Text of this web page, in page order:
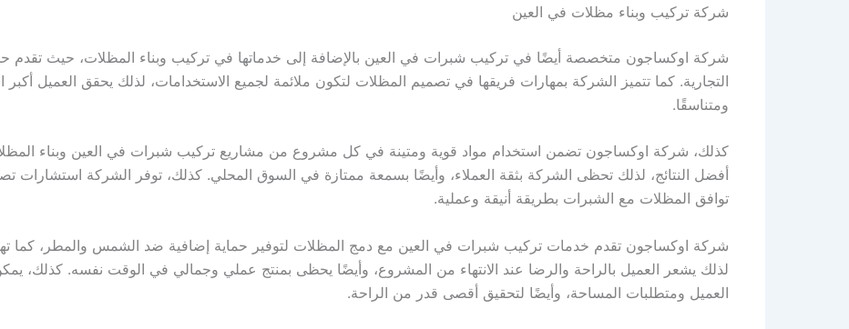
شركة تركيب وبناء مظلات في العين
شركة اوكساجون متخصصة أيضًا في تركيب شبرات في العين بالإضافة إلى خدماتها في تركيب وبناء المظلات، حيث تقدم
التجارية. كما تتميز الشركة بمهارات فريقها في تصميم المظلات لتكون ملائمة لجميع الاستخدامات، لذلك يحقق العميل
ومتناسقًا.
كذلك، شركة اوكساجون تضمن استخدام مواد قوية ومتينة في كل مشروع من مشاريع تركيب شبرات في العين وبناء
أفضل النتائج، لذلك تحظى الشركة بثقة العملاء، وأيضًا بسمعة ممتازة في السوق المحلي. كذلك، توفر الشركة استشارات
توافق المظلات مع الشبرات بطريقة أنيقة وعملية.
شركة اوكساجون تقدم خدمات تركيب شبرات في العين مع دمج المظلات لتوفير حماية إضافية ضد الشمس والمطر، كما
لذلك يشعر العميل بالراحة والرضا عند الانتهاء من المشروع، وأيضًا يحظى بمنتج عملي وجمالي في الوقت نفسه.
العميل ومتطلبات المساحة، وأيضًا لتحقيق أقصى قدر من الراحة.